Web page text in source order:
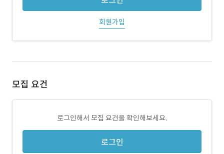
회원가입
모집 요건
로그인해서 모집 요건을 확인해보세요.
로그인